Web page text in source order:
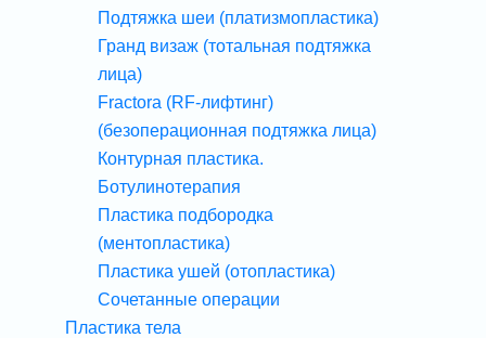
Подтяжка шеи (платизмопластика)
Гранд визаж (тотальная подтяжка
лица)
Fractora (RF-лифтинг)
(безоперационная подтяжка лица)
Контурная пластика.
Ботулинотерапия
Пластика подбородка
(ментопластика)
Пластика ушей (отопластика)
Сочетанные операции
Пластика тела